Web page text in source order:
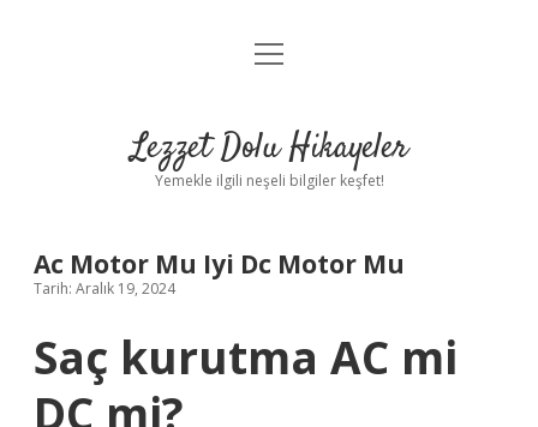
Anasayfa
Yasal Uyarı
menüyü
Lezzet Dolu Hikayeler
Yemekle ilgili neşeli bilgiler keşfet!
Ac Motor Mu Iyi Dc Motor Mu
Tarih: Aralık 19, 2024
Saç kurutma AC mi
DC mi?